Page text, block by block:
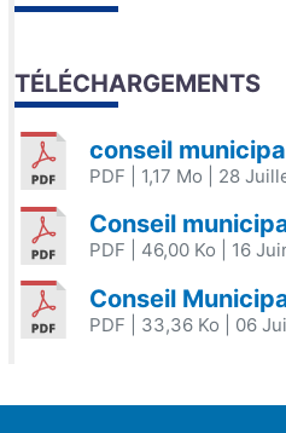
TÉLÉCHARGEMENTS
conseil
PDF | 1,17 Mo | 28
Conseil
PDF | 46,00 Ko | 16
Conseil
PDF | 33,36 Ko | 06